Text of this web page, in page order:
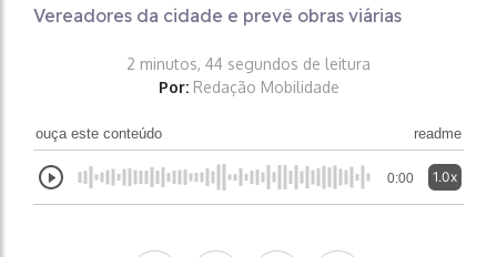
Vereadores da cidade e prevê obras viárias
2 minutos, 44 segundos de leitura
Por: Redação Mobilidade
ouça este conteúdo readme
0:00 1.0x